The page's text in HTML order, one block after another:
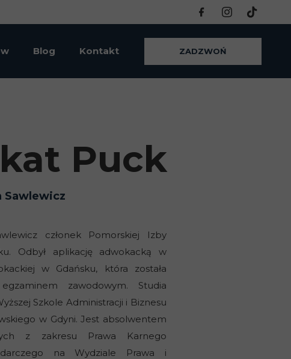
ZADZWOŃ
Blog Kontakt
członek Pomorskiej Izby
Odbył aplikację adwokacką w
w Gdańsku, która została
zawodowym. Studia
Szkole Administracji i Biznesu
w Gdyni. Jest absolwentem
z zakresu Prawa Karnego
na Wydziale Prawa i
Puck
Sawlewicz